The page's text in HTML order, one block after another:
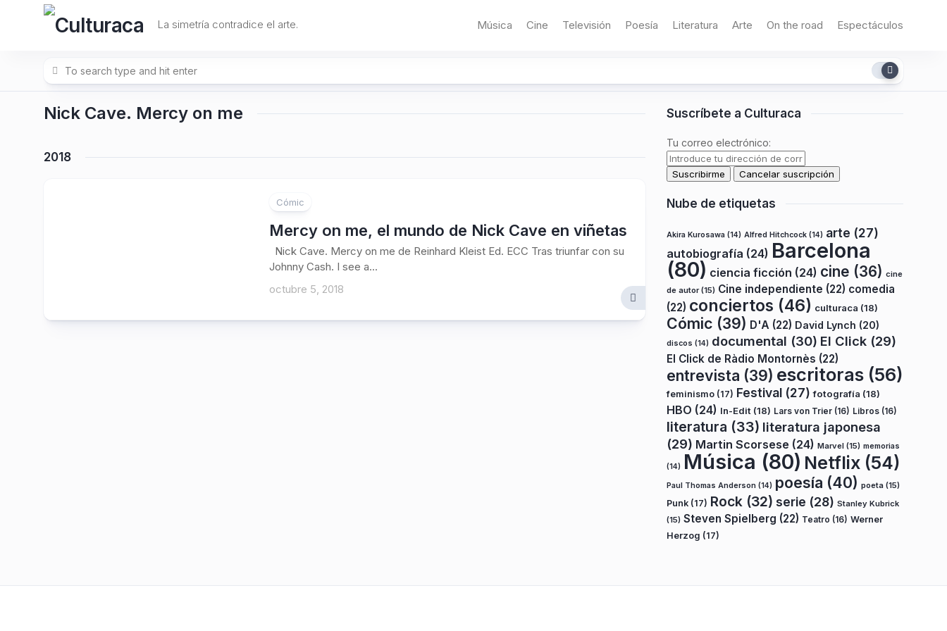
La simetría contradice el arte. Música Cine Televisión Poesía Literatura Arte On the road Espectáculos
Nick Cave. Mercy on me
2018
Cómic
Mercy on me, el mundo de Nick Cave en viñetas
Nick Cave. Mercy on me de Reinhard Kleist Ed. ECC Tras triunfar con su
Johnny Cash. I see a...
octubre 5, 2018
Suscríbete a Culturaca
Tu correo electrónico:
Nube de etiquetas
Akira Kurosawa (14) Alfred Hitchcock (14) arte (27)
autobiografía (24) Barcelona
(80) ciencia ficción (24) cine (36) cine
de autor(15) Cine independiente (22) comedia
(22) conciertos (46) culturaca (18)
Cómic (39) D'A (22) David Lynch (20)
discos (14) documental (30) El Click (29)
El Click de Ràdio Montornès (22)
entrevista (39) escritoras (56)
feminismo (17) Festival (27) fotografía (18)
HBO (24) In-Edit (18) Lars von Trier (16) Libros (16)
literatura (33) literatura japonesa
(29) Martin Scorsese (24) Marvel (15) memorias
(14) Música (80) Netflix (54)
Paul Thomas Anderson (14) poesía (40) poeta (15)
Punk (17) Rock (32) serie (28) Stanley Kubrick
(15) Steven Spielberg (22) Teatro (16) Werner
Herzog (17)